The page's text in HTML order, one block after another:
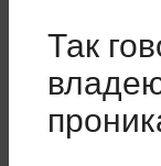
Так